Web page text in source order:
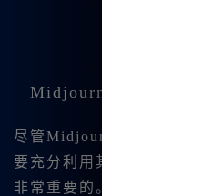
Midjourney中文绘画
尽管Midjourney中文绘
要充分利用其强大的功能
非常重要的。以下是一